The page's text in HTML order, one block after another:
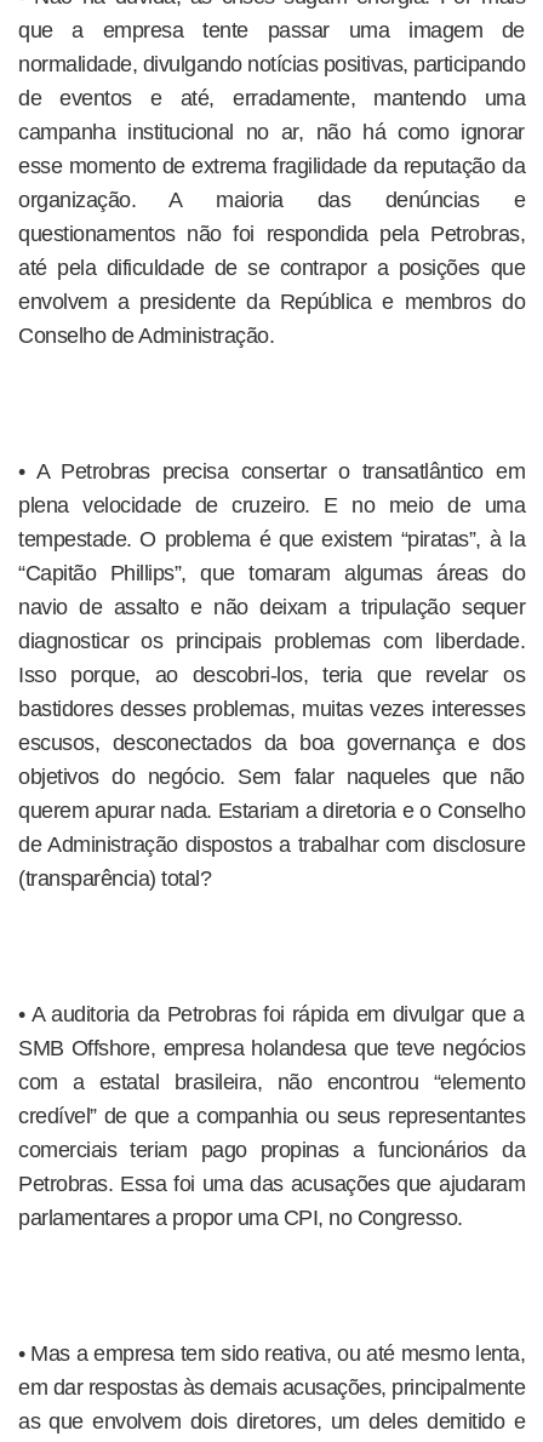
que a empresa tente passar uma imagem de
normalidade, divulgando notícias positivas, participando
de eventos e até, erradamente, mantendo uma
campanha institucional no ar, não há como ignorar
esse momento de extrema fragilidade da reputação da
organização. A maioria das denúncias e
questionamentos não foi respondida pela Petrobras,
até pela dificuldade de se contrapor a posições que
envolvem a presidente da República e membros do
Conselho de Administração.
• A Petrobras precisa consertar o transatlântico em
plena velocidade de cruzeiro. E no meio de uma
tempestade. O problema é que existem “piratas”, à la
“Capitão Phillips”, que tomaram algumas áreas do
navio de assalto e não deixam a tripulação sequer
diagnosticar os principais problemas com liberdade.
Isso porque, ao descobri-los, teria que revelar os
bastidores desses problemas, muitas vezes interesses
escusos, desconectados da boa governança e dos
objetivos do negócio. Sem falar naqueles que não
querem apurar nada. Estariam a diretoria e o Conselho
de Administração dispostos a trabalhar com disclosure
(transparência) total?
• A auditoria da Petrobras foi rápida em divulgar que a
SMB Offshore, empresa holandesa que teve negócios
com a estatal brasileira, não encontrou “elemento
credível” de que a companhia ou seus representantes
comerciais teriam pago propinas a funcionários da
Petrobras. Essa foi uma das acusações que ajudaram
parlamentares a propor uma CPI, no Congresso.
• Mas a empresa tem sido reativa, ou até mesmo lenta,
em dar respostas às demais acusações, principalmente
as que envolvem dois diretores, um deles demitido e